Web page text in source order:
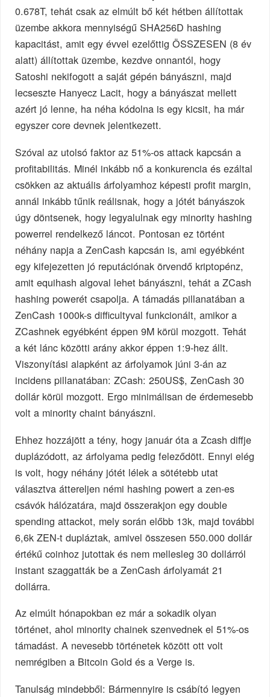
0.678T, tehát csak az elmúlt bő két hétben állítottak
üzembe akkora mennyiségű SHA256D hashing
kapacitást, amit egy évvel ezelőttig ÖSSZESEN (8 év
alatt) állítottak üzembe, kezdve onnantól, hogy
Satoshi nekifogott a saját gépén bányászni, majd
lecseszte Hanyecz Lacit, hogy a bányászat mellett
azért jó lenne, ha néha kódolna is egy kicsit, ha már
egyszer core devnek jelentkezett.
Szóval az utolsó faktor az 51%-os attack kapcsán a
profitabilitás. Minél inkább nő a konkurencia és ezáltal
csökken az aktuális árfolyamhoz képesti profit margin,
annál inkább tűnik reálisnak, hogy a jótét bányászok
úgy döntsenek, hogy legyalulnak egy minority hashing
powerrel rendelkező láncot. Pontosan ez történt
néhány napja a ZenCash kapcsán is, ami egyébként
egy kifejezetten jó reputációnak örvendő kriptopénz,
amit equihash algoval lehet bányászni, tehát a ZCash
hashing powerét csapolja. A támadás pillanatában a
ZenCash 1000k-s difficultyval funkcionált, amikor a
ZCashnek egyébként éppen 9M körül mozgott. Tehát
a két lánc közötti arány akkor éppen 1:9-hez állt.
Viszonyítási alapként az árfolyamok júni 3-án az
incidens pillanatában: ZCash: 250US$, ZenCash 30
dollár körül mozgott. Ergo minimálisan de érdemesebb
volt a minority chaint bányászni.
Ehhez hozzájött a tény, hogy január óta a Zcash diffje
duplázódott, az árfolyama pedig feleződött. Ennyi elég
is volt, hogy néhány jótét lélek a sötétebb utat
választva áttereljen némi hashing powert a zen-es
csávók hálózatára, majd összerakjon egy double
spending attackot, mely során előbb 13k, majd további
6,6k ZEN-t dupláztak, amivel összesen 550.000 dollár
értékű coinhoz jutottak és nem mellesleg 30 dollárról
instant szaggatták be a ZenCash árfolyamát 21
dollárra.
Az elmúlt hónapokban ez már a sokadik olyan
történet, ahol minority chainek szenvednek el 51%-os
támadást. A nevesebb történetek között ott volt
nemrégiben a Bitcoin Gold és a Verge is.
Tanulság mindebből: Bármennyire is csábító legyen